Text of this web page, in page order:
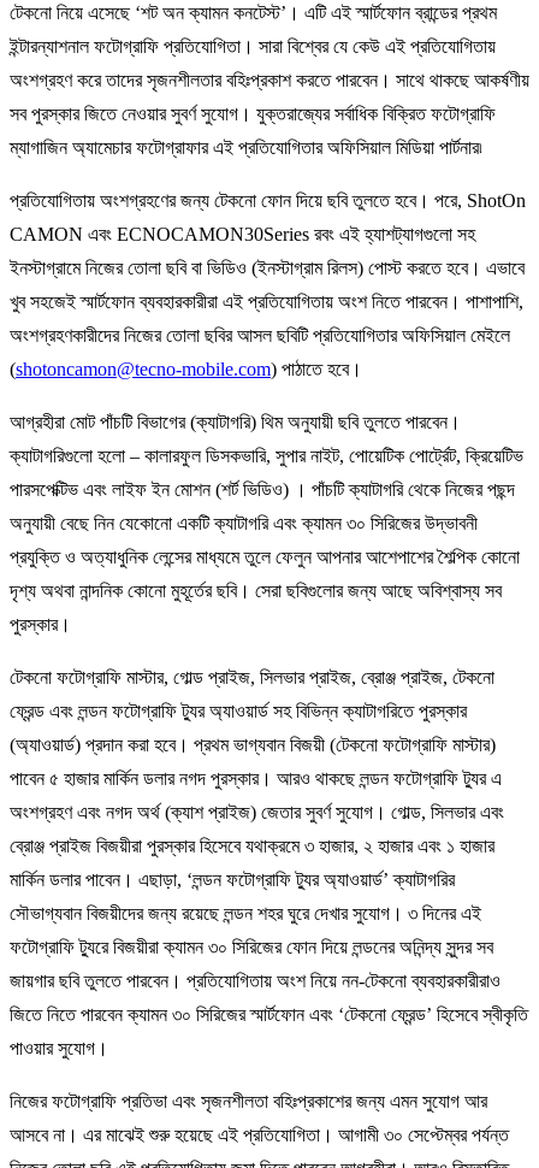
টেকনো নিয়ে এসেছে ‘শট অন ক্যামন কনটেস্ট’। এটি এই স্মার্টফোন ব্রান্ডের প্রথম
ইন্টারন্যাশনাল ফটোগ্রাফি প্রতিযোগিতা। সারা বিশ্বের যে কেউ এই প্রতিযোগিতায়
অংশগ্রহণ করে তাদের সৃজনশীলতার বহিঃপ্রকাশ করতে পারবেন। সাথে থাকছে আকর্ষণীয়
সব পুরস্কার জিতে নেওয়ার সুবর্ণ সুযোগ। যুক্তরাজ্যের সর্বাধিক বিক্রিত ফটোগ্রাফি
ম্যাগাজিন অ্যামেচার ফটোগ্রাফার এই প্রতিযোগিতার অফিসিয়াল মিডিয়া পার্টনার৷
প্রতিযোগিতায় অংশগ্রহণের জন্য টেকনো ফোন দিয়ে ছবি তুলতে হবে। পরে, ShotOn
CAMON এবং ECNOCAMON30Series রবং এই হ্যাশট্যাগগুলো সহ
ইনস্টাগ্রামে নিজের তোলা ছবি বা ভিডিও (ইনস্টাগ্রাম রিলস) পোস্ট করতে হবে। এভাবে
খুব সহজেই স্মার্টফোন ব্যবহারকারীরা এই প্রতিযোগিতায় অংশ নিতে পারবেন। পাশাপাশি,
অংশগ্রহণকারীদের নিজের তোলা ছবির আসল ছবিটি প্রতিযোগিতার অফিসিয়াল মেইলে
(shotoncamon@tecno-mobile.com) পাঠাতে হবে।
আগ্রহীরা মোট পাঁচটি বিভাগের (ক্যাটাগরি) থিম অনুযায়ী ছবি তুলতে পারবেন।
ক্যাটাগরিগুলো হলো – কালারফুল ডিসকভারি, সুপার নাইট, পোয়েটিক পোর্ট্রেট, ক্রিয়েটিভ
পারসপেক্টিভ এবং লাইফ ইন মোশন (শর্ট ভিডিও) । পাঁচটি ক্যাটাগরি থেকে নিজের পছন্দ
অনুযায়ী বেছে নিন যেকোনো একটি ক্যাটাগরি এবং ক্যামন ৩০ সিরিজের উদ্ভাবনী
প্রযুক্তি ও অত্যাধুনিক লেন্সের মাধ্যমে তুলে ফেলুন আপনার আশেপাশের শৈল্পিক কোনো
দৃশ্য অথবা নান্দনিক কোনো মুহূর্তের ছবি। সেরা ছবিগুলোর জন্য আছে অবিশ্বাস্য সব
পুরস্কার।
টেকনো ফটোগ্রাফি মাস্টার, গোল্ড প্রাইজ, সিলভার প্রাইজ, ব্রোঞ্জ প্রাইজ, টেকনো
ফ্রেন্ড এবং লন্ডন ফটোগ্রাফি ট্যুর অ্যাওয়ার্ড সহ বিভিন্ন ক্যাটাগরিতে পুরস্কার
(অ্যাওয়ার্ড) প্রদান করা হবে। প্রথম ভাগ্যবান বিজয়ী (টেকনো ফটোগ্রাফি মাস্টার)
পাবেন ৫ হাজার মার্কিন ডলার নগদ পুরস্কার। আরও থাকছে লন্ডন ফটোগ্রাফি ট্যুর এ
অংশগ্রহণ এবং নগদ অর্থ (ক্যাশ প্রাইজ) জেতার সুবর্ণ সুযোগ। গোল্ড, সিলভার এবং
ব্রোঞ্জ প্রাইজ বিজয়ীরা পুরস্কার হিসেবে যথাক্রমে ৩ হাজার, ২ হাজার এবং ১ হাজার
মার্কিন ডলার পাবেন। এছাড়া, ‘লন্ডন ফটোগ্রাফি ট্যুর অ্যাওয়ার্ড’ ক্যাটাগরির
সৌভাগ্যবান বিজয়ীদের জন্য রয়েছে লন্ডন শহর ঘুরে দেখার সুযোগ। ৩ দিনের এই
ফটোগ্রাফি ট্যুরে বিজয়ীরা ক্যামন ৩০ সিরিজের ফোন দিয়ে লন্ডনের অনিন্দ্য সুন্দর সব
জায়গার ছবি তুলতে পারবেন। প্রতিযোগিতায় অংশ নিয়ে নন-টেকনো ব্যবহারকারীরাও
জিতে নিতে পারবেন ক্যামন ৩০ সিরিজের স্মার্টফোন এবং ‘টেকনো ফ্রেন্ড’ হিসেবে স্বীকৃতি
পাওয়ার সুযোগ।
নিজের ফটোগ্রাফি প্রতিভা এবং সৃজনশীলতা বহিঃপ্রকাশের জন্য এমন সুযোগ আর
আসবে না। এর মাঝেই শুরু হয়েছে এই প্রতিযোগিতা। আগামী ৩০ সেপ্টেম্বর পর্যন্ত